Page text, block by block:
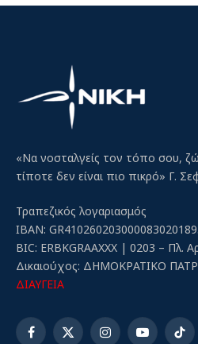
«Να νοσταλγείς τον τόπο σου,
τίποτε δεν είναι πιο πικρό» Γ.
Τραπεζικός λογαριασμός
IBAN:
BIC: ERBKGRAAXXX | 0203 – Πλ.
Δικαιούχος: ΔΗΜΟΚΡΑΤΙΚΟ
ΔΙΑΥΓΕΙΑ
Facebook
X
InstagramYouTube